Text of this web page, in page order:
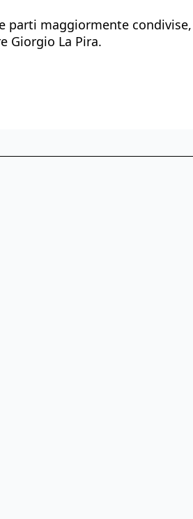
parti maggiormente
Giorgio La Pira.